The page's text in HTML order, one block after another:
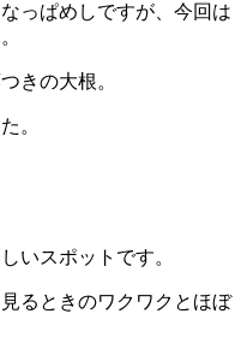
っぱめしですが、今回は
きの大根。
。
いスポットです。
るときのワクワクとほぼ